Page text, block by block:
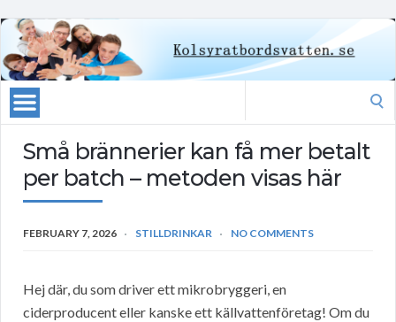
Små brännerier kan få mer betalt
per batch – metoden visas här
FEBRUARY 7, 2026 STILLDRINKAR NO COMMENTS
Hej där, du som driver ett mikrobryggeri, en
ciderproducent eller kanske ett källvattenföretag! Om du